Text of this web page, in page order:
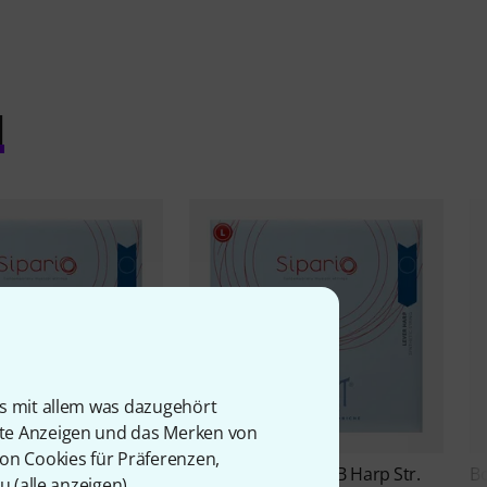
mit allem was dazugehört
Anzeigen und das Merken von
Cookies für Präferenzen,
1 Sipario
Silkgut 2nd B Harp Str.